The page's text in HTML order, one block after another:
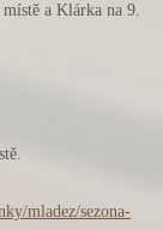
a Klárka na 9.
mladez/sezona-